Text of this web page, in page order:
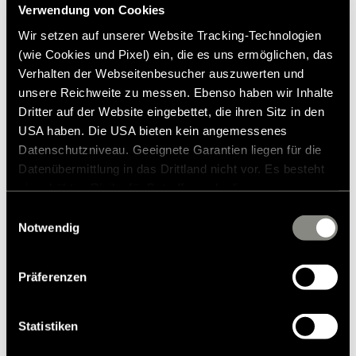
Verwendung von Cookies
Wir setzen auf unserer Website Tracking-Technologien
(wie Cookies und Pixel) ein, die es uns ermöglichen, das
Verhalten der Webseitenbesucher auszuwerten und
unsere Reichweite zu messen. Ebenso haben wir Inhalte
Dritter auf der Website eingebettet, die ihren Sitz in den
USA haben. Die USA bieten kein angemessenes
Datenschutzniveau. Geeignete Garantien liegen für die
Datenübermittlung in das Drittland nicht vor. Es besteht
zustehen. Eingesetzte Dienstleister können Daten für
zusammenführen. Weitere Informationen finden Sie in
unsererDatenschutzerklärung
. Akzeptieren Sie oder
Einstellungen aus, erteilen Sie uns Ihre Einwilligung zur
Verarbeitung Ihrer Daten zu den genannten Zwecken. Die
Notwendig
Präferenzen
Statistiken
2025
Leveringsomfang:
1 monteringssæt
1 Battery S-forbindelseskabel til sikringsboks 870/1020 mm
1 sikring 80 A
1 pakke M5 skive
1 pakke M5-spændeskive
1 pakke M5 stopmøtrik
1 stk. holder
1 pakke M8-skrue med sekskantet hoved
1 pakke skive
Lignende produkter